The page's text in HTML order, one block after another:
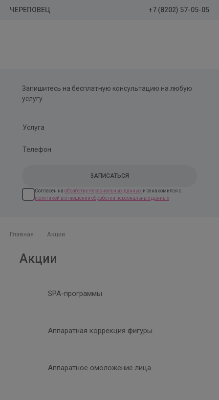
ЧЕРЕПОВЕЦ +7 (8202) 57-05-05
Запишитесь на бесплатную консультацию на любую
услугу
Согласен на обработку персональных данных и ознакомился с
политикой в отношении обработки персональных данных
Главная Акции
Акции
SPA-программы
Аппаратная коррекция фигуры
Аппаратное омоложение лица